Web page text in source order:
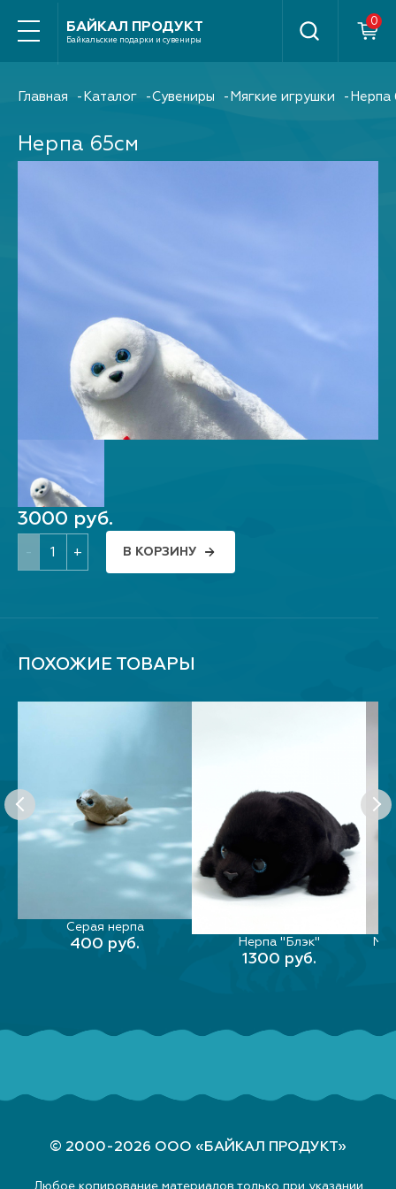
БАЙКАЛ ПРОДУКТ
Байкальские подарки и сувениры
Найти
Главная Каталог Сувениры Мягкие игрушки Нерпа
Нерпа 65см
3000 руб.
+ В КОРЗИНУ
ПОХОЖИЕ ТОВАРЫ
В КОРЗИНУ
Серая нерпа
400 руб. В КОРЗИНУ
Нерпа "Блэк"
1300 руб.
© 2000-2026 ООО «БАЙКАЛ ПРОДУКТ»
Любое копирование материалов только при указании